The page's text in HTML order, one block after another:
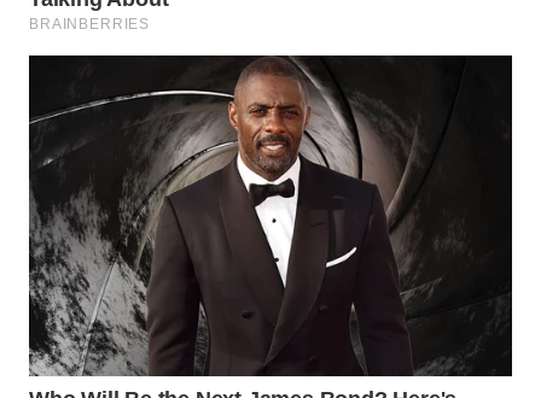
WN
BORNEO
Wahana
Media
Group
WAHANA
NEWS
WAHANA
TANI